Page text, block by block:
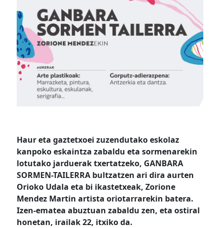
Haur eta gaztetxoei zuzendutako eskolaz
kanpoko eskaintza zabaldu eta sormenarekin
lotutako jarduerak txertatzeko, GANBARA
SORMEN-TAILERRA bultzatzen ari dira aurten
Orioko Udala eta bi ikastetxeak, Zorione
Mendez Martin artista oriotarrarekin batera.
Izen-ematea abuztuan zabaldu zen, eta ostiral
honetan, irailak 22, itxiko da.